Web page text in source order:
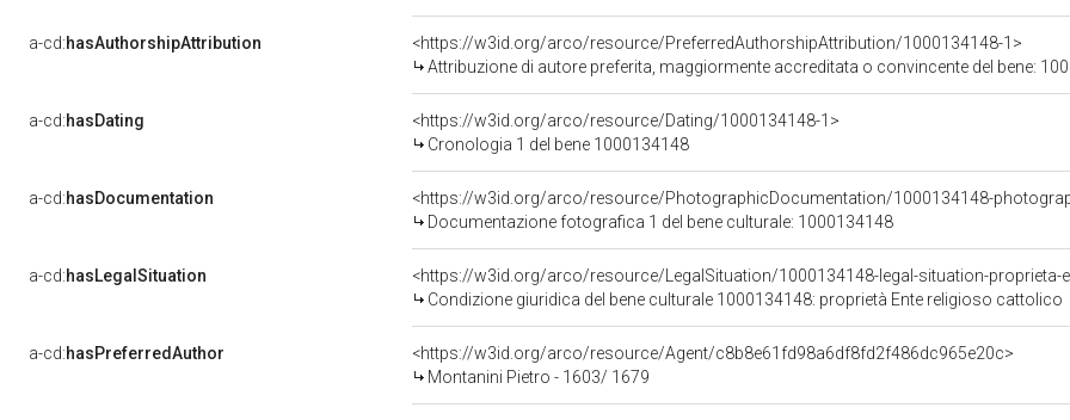
a-cd:hasAuthorshipAttribution
<https://w3id.org/arco/resource/PreferredAuthorshipAttribution/1000134148-1>
Attribuzione di autore preferita, maggiormente accreditata o convincente del bene:
a-cd:hasDating
<https://w3id.org/arco/resource/Dating/1000134148-1>
Cronologia 1 del bene 1000134148
a-cd:hasDocumentation
<https://w3id.org/arco/resource/PhotographicDocumentation/1000134148-
Documentazione fotografica 1 del bene culturale: 1000134148
a-cd:hasLegalSituation
<https://w3id.org/arco/resource/LegalSituation/1000134148-legal-situation-proprieta-
Condizione giuridica del bene culturale 1000134148: proprietà Ente religioso cattolico
a-cd:hasPreferredAuthor
<https://w3id.org/arco/resource/Agent/c8b8e61fd98a6df8fd2f486dc965e20c>
Montanini Pietro - 1603/ 1679